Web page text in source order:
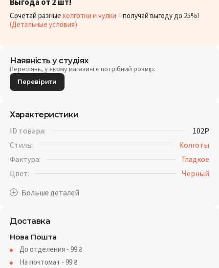
Сочетай разные колготки и чулки – получай выгоду до 25%!
(Детальные условия)
Наявність у студіях
Переглянь, у якому магазині є потрібний розмір.
Перевірити
Характеристики
ID товара:
102P
Стиль:
Колготы
Фактура:
Гладкое
Цвет:
Черный
Доставка
Нова Пошта
До отделения - 99₴
На почтомат - 99₴